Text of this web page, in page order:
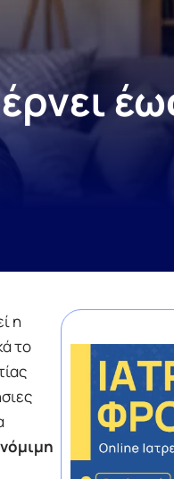
η
το
νόμιμη